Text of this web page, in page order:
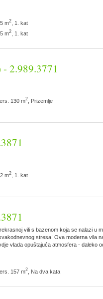
m2, 1. kat
m2, 1. kat
2.989.3771
130 m2, Prizemlje
m2, 1. kat
vili s bazenom koja se nalazi u
stresa! Ova moderna vila
vlada opuštajuća atmosfera - daleko
157 m2, Na dva kata